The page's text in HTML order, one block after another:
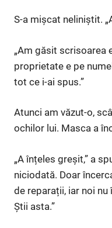
S-a mișcat neliniștit.
„Am găsit scrisoarea
proprietate e pe
tot ce i-ai spus.”
Atunci am văzut-o,
ochilor lui. Masca a
„A înțeles greșit,” a
niciodată. Doar
de reparații, iar noi
Știi asta.”